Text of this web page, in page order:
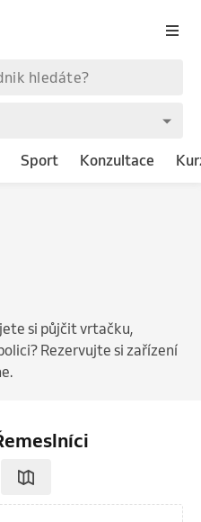
Sport Konzultace
si půjčit vrtačku,
Rezervujte si zařízení